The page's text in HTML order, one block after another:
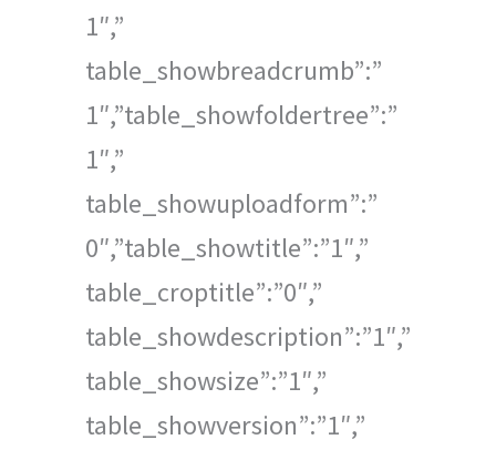
1″,”
table_showbreadcrumb”:”
1″,”table_showfoldertree”:”
1″,”
table_showuploadform”:”
0″,”table_showtitle”:”1″,”
table_croptitle”:”0″,”
table_showdescription”:”1″,”
table_showsize”:”1″,”
table_showversion”:”1″,”